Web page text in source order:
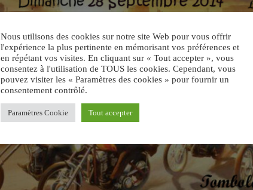
Nous utilisons des cookies sur notre site Web pour vous offrir
l'expérience la plus pertinente en mémorisant vos préférences et
en répétant vos visites. En cliquant sur « Tout accepter », vous
consentez à l'utilisation de TOUS les cookies. Cependant, vous
pouvez visiter les « Paramètres des cookies » pour fournir un
consentement contrôlé.
Paramètres Cookie Tout accepter